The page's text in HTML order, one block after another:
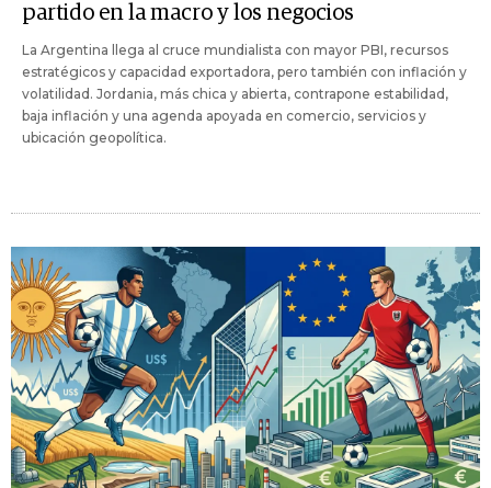
partido en la macro y los negocios
La Argentina llega al cruce mundialista con mayor PBI, recursos
estratégicos y capacidad exportadora, pero también con inflación y
volatilidad. Jordania, más chica y abierta, contrapone estabilidad,
baja inflación y una agenda apoyada en comercio, servicios y
ubicación geopolítica.